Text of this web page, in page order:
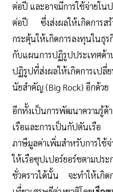
ต่อปี และอาจมีการใช้จ่ายใน
ต่อปี ซึ่งส่งผลให้เกิดการส
กระตุ้นให้เกิดการลงทุนในธุ
กับแผนการปฏิรูปประเทศด้
ปฏิรูปที่ส่งผลให้เกิดการเปลี่
นัยสำคัญ (Big Rock) อีกด้วย
อีกทั้งเป็นการพัฒนาความรู้ด้
เรือและการเป็นกัปตันเรือ
ภาษีมูลค่าเพิ่มสำหรับการใช้
ให้เรือซุปเปอร์ยอร์ชตามประ
ชั่วคราวได้นั้น จะทำให้เกิด